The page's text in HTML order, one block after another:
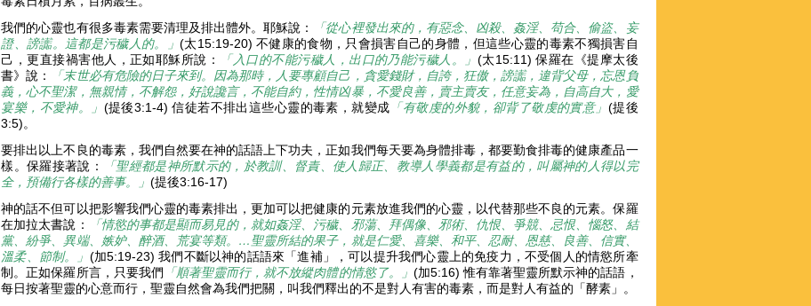
我們的心靈也有很多毒素需要清理及排出體外。耶穌說：
「從心裡發出來的，有惡念、凶殺、姦淫、苟合、偷盜、妄
證、謗讟。這都是污穢人的。」 (太15:19-20) 不健康的食物，只會損害自己的身體，但這些心靈的毒素不獨損害自
己，更直接禍害他人，正如耶穌所說：
「入口的不能污穢人，出口的乃能污穢人。」 (太15:11) 保羅在《提摩太後
書》說：
「末世必有危險的日子來到。因為那時，人要專顧自己，貪愛錢財，自誇，狂傲，謗讟，違背父母，忘恩負
義，心不聖潔，無親情，不解怨，好說讒言，不能自約，性情凶暴，不愛良善，賣主賣友，任意妄為，自高自大，愛
宴樂，不愛神。」 (提後3:1-4) 信徒若不排出這些心靈的毒素，就變成 「有敬虔的外貌，卻背了敬虔的實意」 (提後
3:5)。
要排出以上不良的毒素，我們自然要在神的話語上下功夫，正如我們每天要為身體排毒，都要勤食排毒的健康產品一
樣。保羅接著說：
「聖經都是神所默示的，於教訓、督責、使人歸正、教導人學義都是有益的，叫屬神的人得以完
全，預備行各樣的善事。」(提後3:16-17)
神的話不但可以把影響我們心靈的毒素排出，更加可以把健康的元素放進我們的心靈，以代替那些不良的元素。保羅
在加拉太書說：
「情慾的事都是顯而易見的，就如姦淫、污穢、邪蕩、拜偶像、邪術、仇恨、爭競、忌恨、惱怒、結
黨、紛爭、異端、嫉妒、醉酒、荒宴等類。…聖靈所結的果子，就是仁愛、喜樂、和平、忍耐、恩慈、良善、信實、
溫柔、節制。」 (加5:19-23) 我們不斷以神的話語來「進補」，可以提升我們心靈上的免疫力，不受個人的情慾所牽
制。正如保羅所言，只要我們 「順著聖靈而行，就不放縱肉體的情慾了。」 (加5:16) 惟有靠著聖靈所默示神的話語，
每日按著聖靈的心意而行，聖靈自然會為我們把關，叫我們釋出的不是對人有害的毒素，而是對人有益的「酵素」。